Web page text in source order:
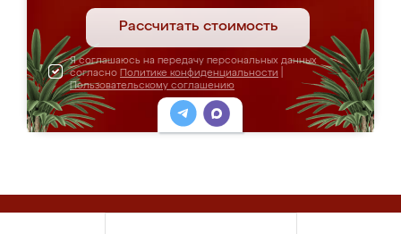
Рассчитать стоимость
Я соглашаюсь на передачу персональных данных
согласно Политике конфиденциальности
Пользовательскому соглашению